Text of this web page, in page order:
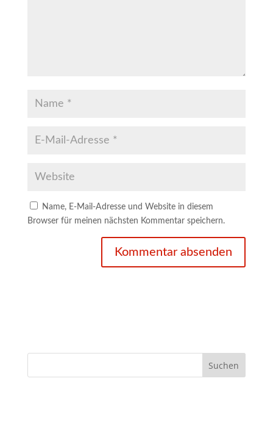
Name, E-Mail-Adresse und Website in diesem
Browser für meinen nächsten Kommentar speichern.